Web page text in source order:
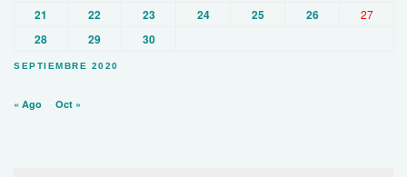
SEPTIEMBRE 2020
21
22 23 24 25 26 27
28 29 30
« Ago Oct »